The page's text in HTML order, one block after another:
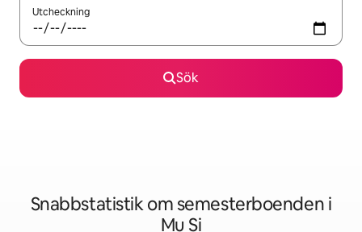
Utcheckning
Sök
Snabbstatistik om semesterboenden i
Mu Si